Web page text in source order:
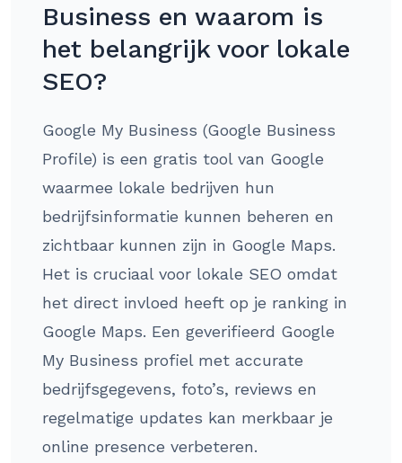
Business en waarom is
het belangrijk voor lokale
SEO?
Google My Business (Google Business
Profile) is een gratis tool van Google
waarmee lokale bedrijven hun
bedrijfsinformatie kunnen beheren en
zichtbaar kunnen zijn in Google Maps.
Het is cruciaal voor lokale SEO omdat
het direct invloed heeft op je ranking in
Google Maps. Een geverifieerd Google
My Business profiel met accurate
bedrijfsgegevens, foto’s, reviews en
regelmatige updates kan merkbaar je
online presence verbeteren.